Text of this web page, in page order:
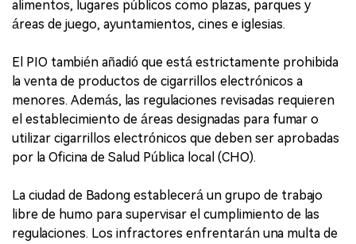
alimentos, lugares públicos como plazas, parques y
áreas de juego, ayuntamientos, cines e iglesias.
El PIO también añadió que está estrictamente prohibida
la venta de productos de cigarrillos electrónicos a
menores. Además, las regulaciones revisadas requieren
el establecimiento de áreas designadas para fumar o
utilizar cigarrillos electrónicos que deben ser aprobadas
por la Oficina de Salud Pública local (CHO).
La ciudad de Badong establecerá un grupo de trabajo
libre de humo para supervisar el cumplimiento de las
regulaciones. Los infractores enfrentarán una multa de